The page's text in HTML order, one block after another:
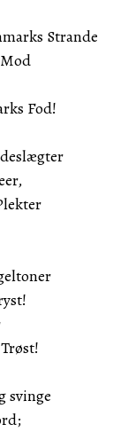
Strande
Fod!
svinge